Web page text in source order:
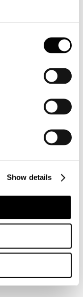
Show details